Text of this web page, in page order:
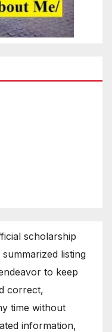
scholarship
listing
to keep
correct,
time without
information,